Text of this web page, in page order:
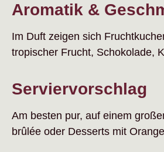
Aromatik &
Im Duft zeigen sich
tropischer Frucht, Schokolade,
Serviervorschlag
Am besten pur, auf einem
brûlée oder Desserts mit